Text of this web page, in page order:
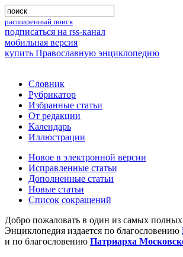
расширенный поиск
подписаться на rss-канал
мобильная версия
купить Православную энциклопедию
Словник
Рубрикатор
Избранные статьи
От редакции
Календарь
Иллюстрации
Новое в электронной версии
Исправленные статьи
Дополненные статьи
Новые статьи
Список сокращений
Добро пожаловать в один из самых
Энциклопедия издается по благословению
и по благословению Патриарха